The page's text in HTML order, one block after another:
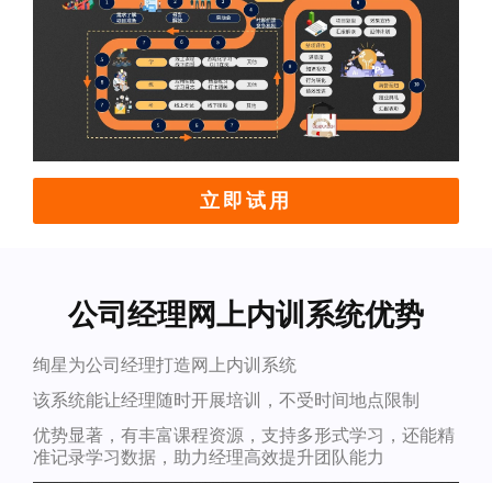
立即试用
公司经理网上内训系统优势
绚星为公司经理打造网上内训系统
该系统能让经理随时开展培训，不受时间地点限制
优势显著，有丰富课程资源，支持多形式学习，还能精
准记录学习数据，助力经理高效提升团队能力